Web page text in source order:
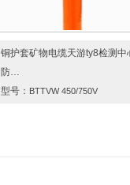
铜护套矿物电缆天游ty8检测中
防…
型号： BTTVW 450/750V